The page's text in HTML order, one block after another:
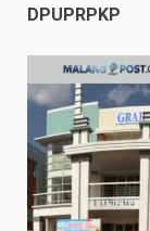
DPUPRPKP